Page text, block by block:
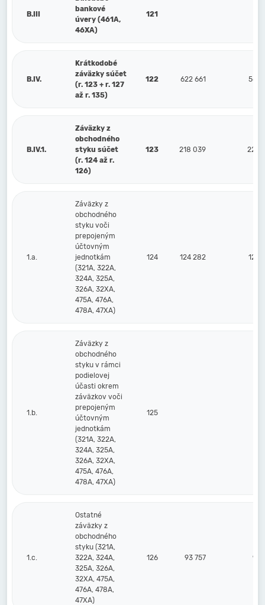
B.III
bankové
úvery (461A,
46XA)
121
B.IV.
Krátkodobé
záväzky súčet
(r. 123 + r. 127
až r. 135)
122 622 661 560
B.IV.1.
Záväzky z
obchodného
styku súčet
(r. 124 až r.
126)
123 218 039 221
1.a.
Záväzky z
obchodného
styku voči
prepojeným
účtovným
jednotkám
(321A, 322A,
324A, 325A,
326A, 32XA,
475A, 476A,
478A, 47XA)
124 124 282 122
1.b.
Záväzky z
obchodného
styku v rámci
podielovej
účasti okrem
záväzkov voči
prepojeným
účtovným
jednotkám
(321A, 322A,
324A, 325A,
326A, 32XA,
475A, 476A,
478A, 47XA)
125
1.c.
Ostatné
záväzky z
obchodného
styku (321A,
322A, 324A,
325A, 326A,
32XA, 475A,
476A, 478A,
47XA)
126 93 757 99